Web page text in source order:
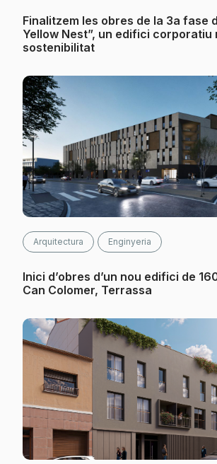
Finalitzem les obres de la 3a fase
Yellow Nest”, un edifici
sostenibilitat
Arquitectura Enginyeria
Inici d’obres d’un nou edifici de
Can Colomer, Terrassa